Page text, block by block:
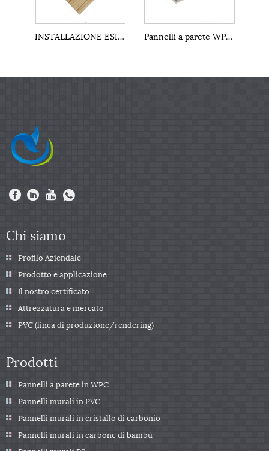
INSTALLAZIONE ESIGLIO PANNELLI DELLA parete WPC Pannelli a parete WPC insonorizzati
Chi siamo
Profilo Aziendale
Prodotto e applicazione
Il nostro certificato
Attrezzatura e mercato
PVC (linea di produzione/rendering)
Prodotti
Pannelli a parete in WPC
Pannelli murali in PVC
Pannelli murali in cristallo di carbonio
Pannelli murali in carbone di bambù